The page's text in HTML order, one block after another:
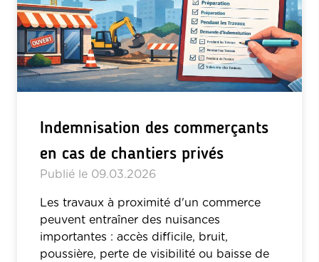
Indemnisation des commerçants
en cas de chantiers privés
Publié le 09.03.2026
Les travaux à proximité d'un commerce
peuvent entraîner des nuisances
importantes : accès difficile, bruit,
poussière, perte de visibilité ou baisse de